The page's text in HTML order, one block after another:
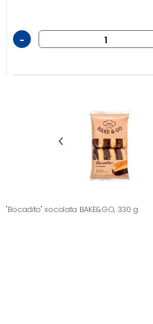
-
"Bocadito" xocolata BAKE&GO, 330 g